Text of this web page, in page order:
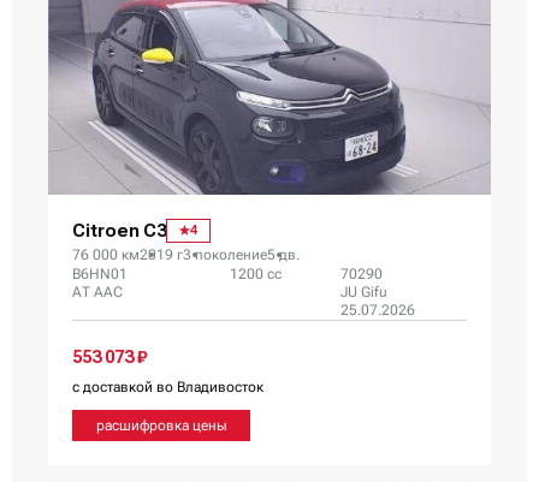
Citroen C3 4
76 000 км2019 г3 поколение5 дв.
B6HN01
AT AAC
1200 сс
70290
JU Gifu
25.07.2026
553 073 ₽
с доставкой во Владивосток
расшифровка цены